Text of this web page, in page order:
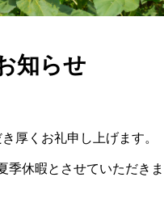
知らせ
厚くお礼申し上げます。
季休暇とさせていただき